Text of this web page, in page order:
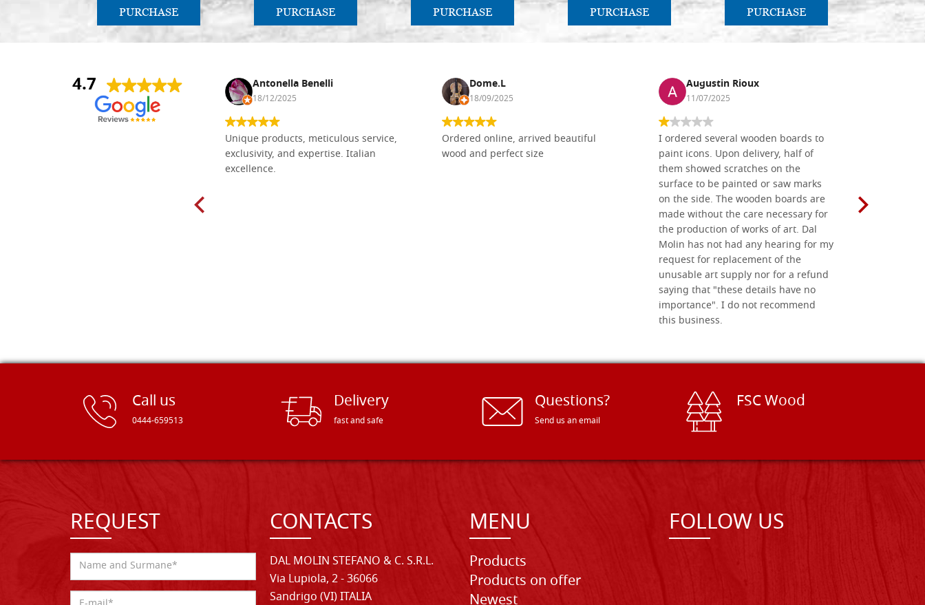
PURCHASE PURCHASE PURCHASE PURCHASE PURCHASE
4.7
Nina DraguÅ¡ica Antonella Benelli
18/12/2025
Unique products, meticulous service,
exclusivity, and expertise. Italian
excellence.
Dome.L
18/09/2025
Ordered online, arrived beautiful
wood and perfect size
Augustin Rioux
11/07/2025
I ordered several wooden boards to
paint icons. Upon delivery, half of
them showed scratches on the
surface to be painted or saw marks
on the side. The wooden boards are
made without the care necessary for
the production of works of art. Dal
Molin has not had any hearing for my
request for replacement of the
unusable art supply nor for a refund
saying that "these details have no
importance". I do not recommend
this business.
Call us
0444-659513
Delivery
fast and safe
Questions?
Send us an email
FSC Wood
REQUEST CONTACTS
DAL MOLIN STEFANO & C. S.R.L.
Via Lupiola, 2 - 36066
Sandrigo (VI) ITALIA
MENU
Products
Products on offer
Newest
FOLLOW US